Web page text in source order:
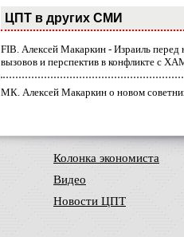
ЦПТ в других СМИ
FIB. Алексей Макаркин - Израиль
вызовов и перспектив в конфликте с
МК. Алексей Макаркин о новом
Колонка экономиста
Видео
Новости ЦПТ